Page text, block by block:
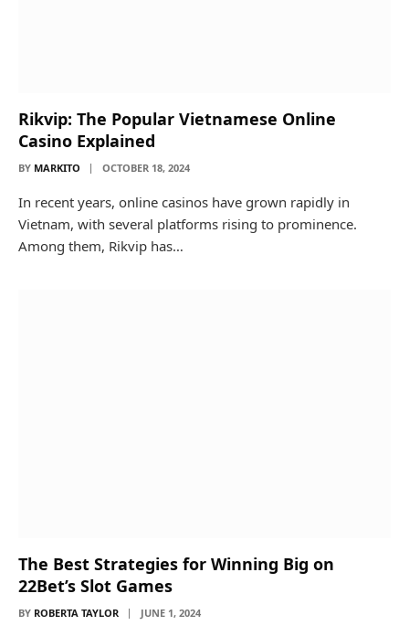
Rikvip: The Popular Vietnamese Online
Casino Explained
BY MARKITO OCTOBER 18, 2024
In recent years, online casinos have grown rapidly in
Vietnam, with several platforms rising to prominence.
Among them, Rikvip has…
The Best Strategies for Winning Big on
22Bet’s Slot Games
BY ROBERTA TAYLOR JUNE 1, 2024